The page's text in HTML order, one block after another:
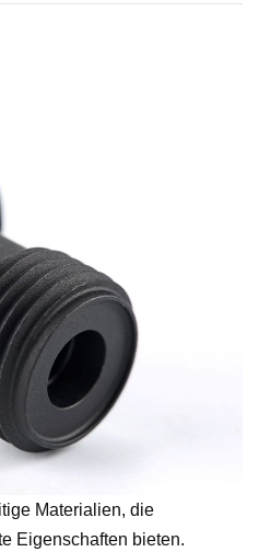
Materialien, die
Eigenschaften bieten.